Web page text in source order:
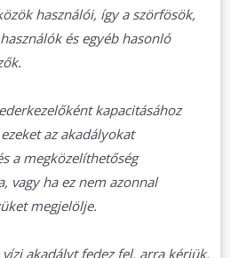
használói, így a szörfösök,
és egyéb hasonló
kapacitásához
az akadályokat
a megközelíthetőség
vagy ha ez nem azonnal
megjelölje.
akadályt fedez fel, arra kérjük,